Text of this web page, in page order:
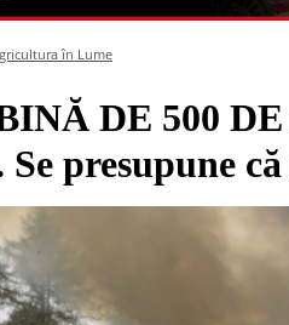
în Lume
DE 500
presupune